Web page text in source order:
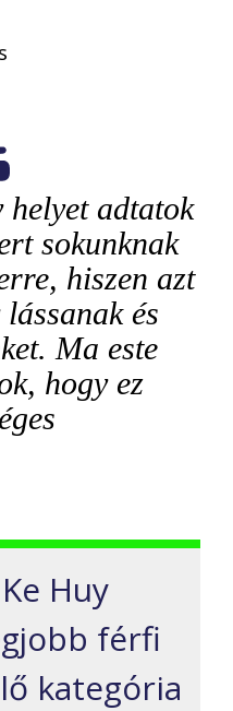
helyet adtatok
sokunknak
hiszen azt
és
Ma este
hogy ez
Huy
férfi
kategória